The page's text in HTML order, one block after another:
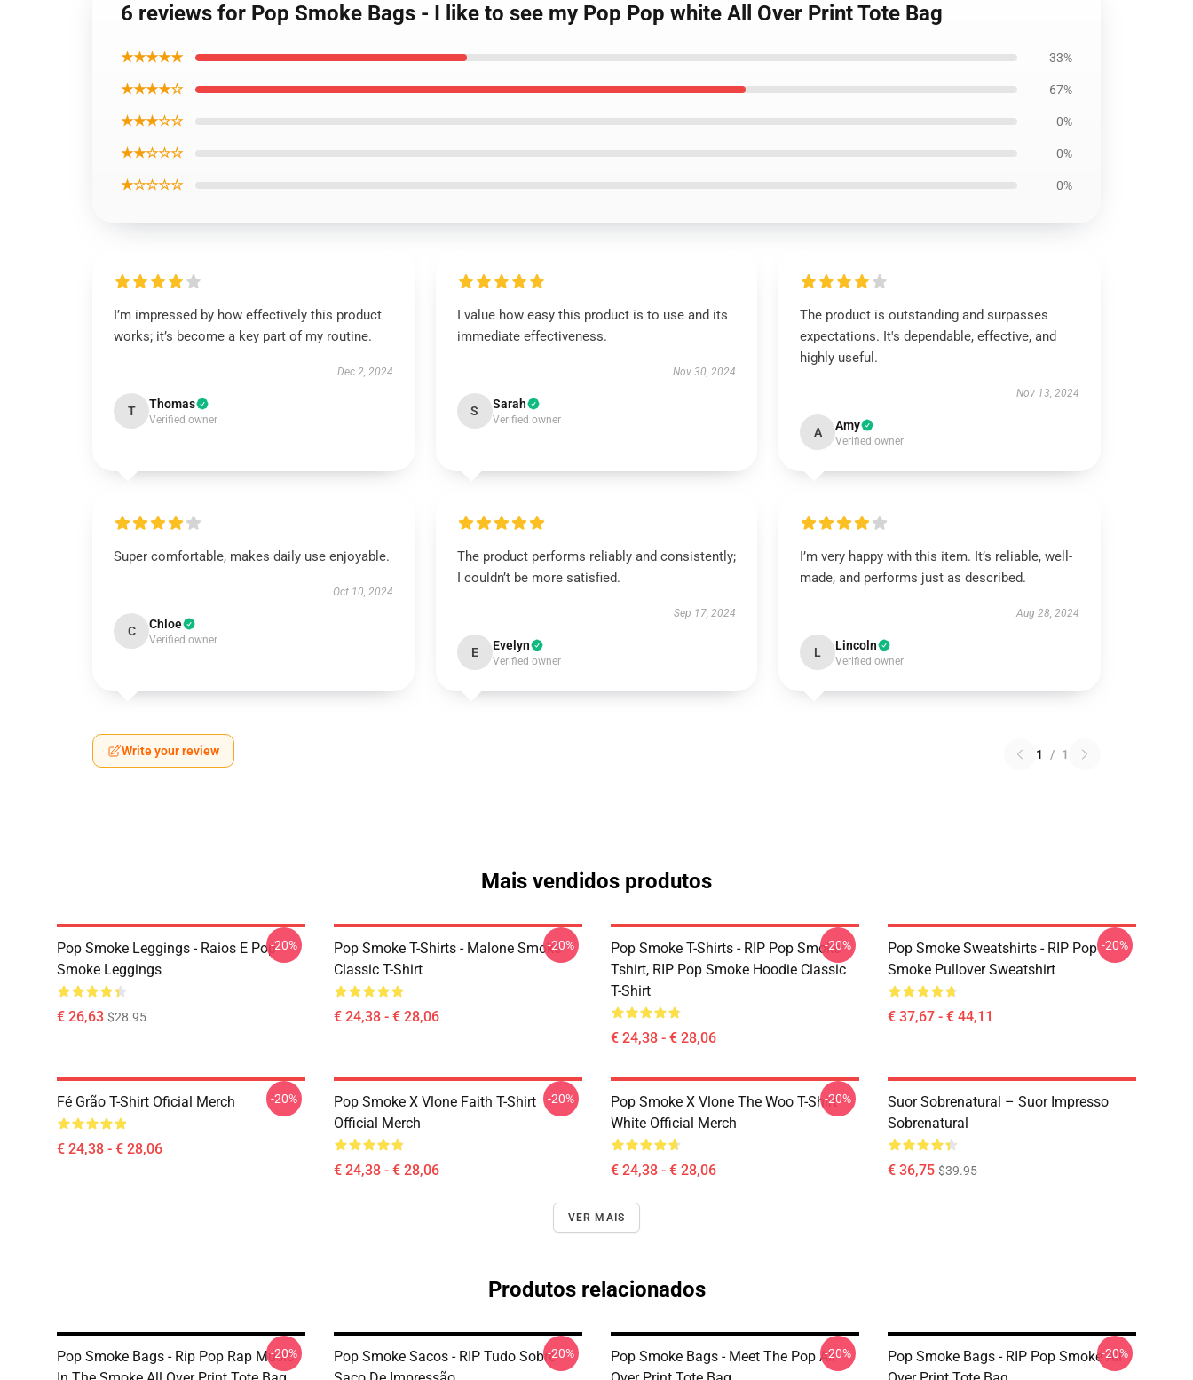
6 reviews for Pop Smoke Bags - I like to see my Pop Pop white All Over Print Tote Bag
★★★★★ 33%
★★★★☆ 67%
★★★☆☆ 0%
★★☆☆☆ 0%
★☆☆☆☆ 0%
I’m impressed by how effectively this product
works; it’s become a key part of my routine.
Dec 2, 2024
T Thomas
Verified owner
I value how easy this product is to use and its
immediate effectiveness.
Nov 30, 2024
S Sarah
Verified owner
The product is outstanding and surpasses
expectations. It's dependable, effective, and
highly useful.
Nov 13, 2024
A Amy
Verified owner
Super comfortable, makes daily use enjoyable.
Oct 10, 2024
C Chloe
Verified owner
The product performs reliably and consistently;
I couldn’t be more satisfied.
Sep 17, 2024
E Evelyn
Verified owner
I’m very happy with this item. It’s reliable, well-
made, and performs just as described.
Aug 28, 2024
L Lincoln
Verified owner
Write your review 1 / 1
Mais vendidos produtos
Pop Smoke Leggings - Raios E Pop
Smoke Leggings
€ 26,63 $28.95
-20%
Pop Smoke T-Shirts - Malone Smoke
Classic T-Shirt
€ 24,38 - € 28,06
-20%
Pop Smoke T-Shirts - RIP Pop Smoke
Tshirt, RIP Pop Smoke Hoodie Classic
T-Shirt
€ 24,38 - € 28,06
-20%
Pop Smoke Sweatshirts - RIP Pop
Smoke Pullover Sweatshirt
€ 37,67 - € 44,11
-20%
Fé Grão T-Shirt Oficial Merch
€ 24,38 - € 28,06
-20%
Pop Smoke X Vlone Faith T-Shirt
Official Merch
€ 24,38 - € 28,06
-20%
Pop Smoke X Vlone The Woo T-Shirt
White Official Merch
€ 24,38 - € 28,06
-20%
Suor Sobrenatural – Suor Impresso
Sobrenatural
€ 36,75 $39.95
VER MAIS
Produtos relacionados
Pop Smoke Bags - Rip Pop Rap Music
-20%
Pop Smoke Sacos - RIP Tudo Sobre-20%
Pop Smoke Bags - Meet The Pop All-20%
Pop Smoke Bags - RIP Pop Smoke All
-20%